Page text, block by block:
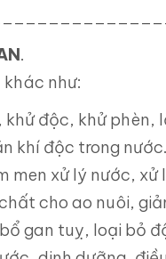
.
như:
độc, khử phèn,
khí độc trong nước.
men xử lý nước, xử
cho ao nuôi,
gan tuỵ, loại bỏ